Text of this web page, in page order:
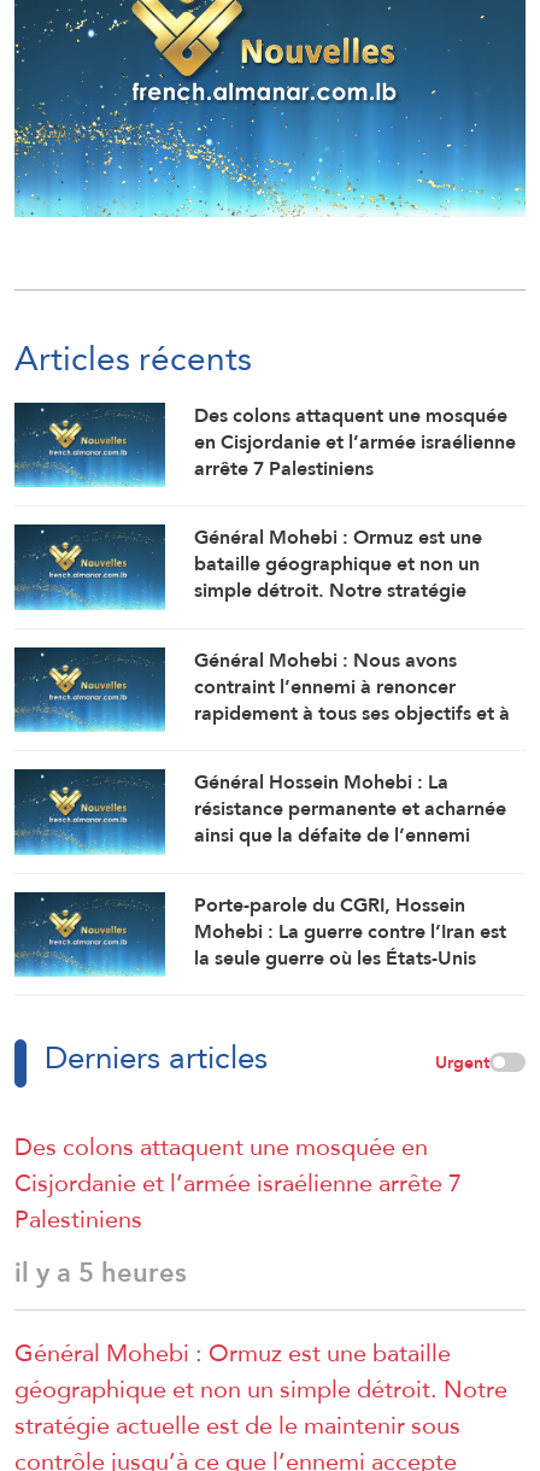
Articles récents
Des colons attaquent une mosquée
en Cisjordanie et l’armée israélienne
arrête 7 Palestiniens
Général Mohebi : Ormuz est une
bataille géographique et non un
simple détroit. Notre stratégie
contrôle jusqu’à ce que l’ennemi
accepte toutes nos conditions.
Général Mohebi : Nous avons
contraint l’ennemi à renoncer
rapidement à tous ses objectifs et à
d’Ormuz.
Général Hossein Mohebi : La
résistance permanente et acharnée
ainsi que la défaite de l’ennemi
et inébranlable.
Porte-parole du CGRI, Hossein
Mohebi : La guerre contre l’Iran est
la seule guerre où les États-Unis
Derniers articles Urgent
Des colons attaquent une mosquée en
Cisjordanie et l’armée israélienne arrête 7
Palestiniens
il y a 5 heures
Général Mohebi : Ormuz est une bataille
géographique et non un simple détroit. Notre
stratégie actuelle est de le maintenir sous
contrôle jusqu’à ce que l’ennemi accepte